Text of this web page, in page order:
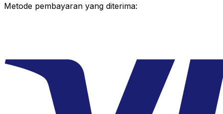
Metode pembayaran yang diterima: